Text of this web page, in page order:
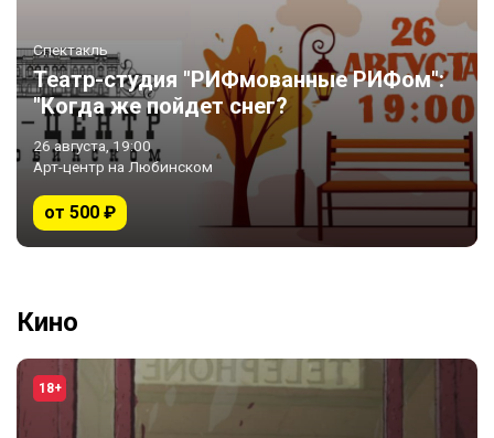
Спектакль
Театр-студия "РИФмованные РИФом":
"Когда же пойдет снег?
26 августа, 19:00
Арт-центр на Любинском
от 500 ₽
Кино
18+